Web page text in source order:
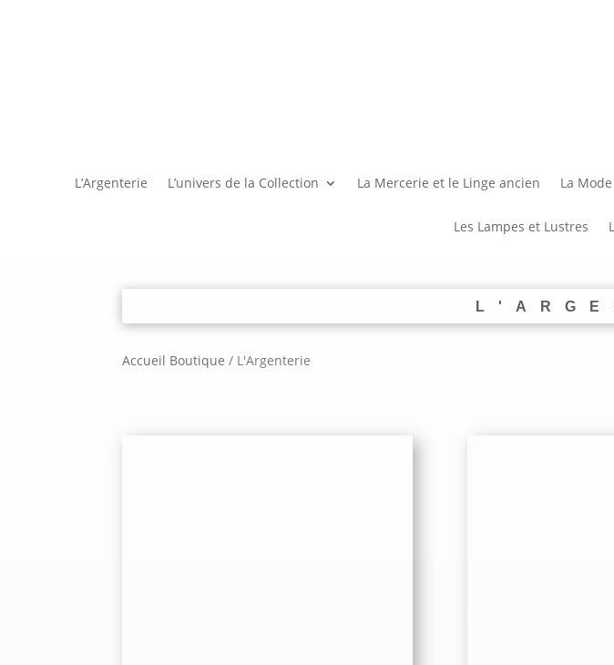
L’Argenterie L’univers de la Collection La Mercerie et le Linge ancien La Mode
Les Lampes et Lustres
Accueil Boutique / L'Argenterie